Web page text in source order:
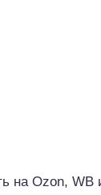
на Ozon, WB